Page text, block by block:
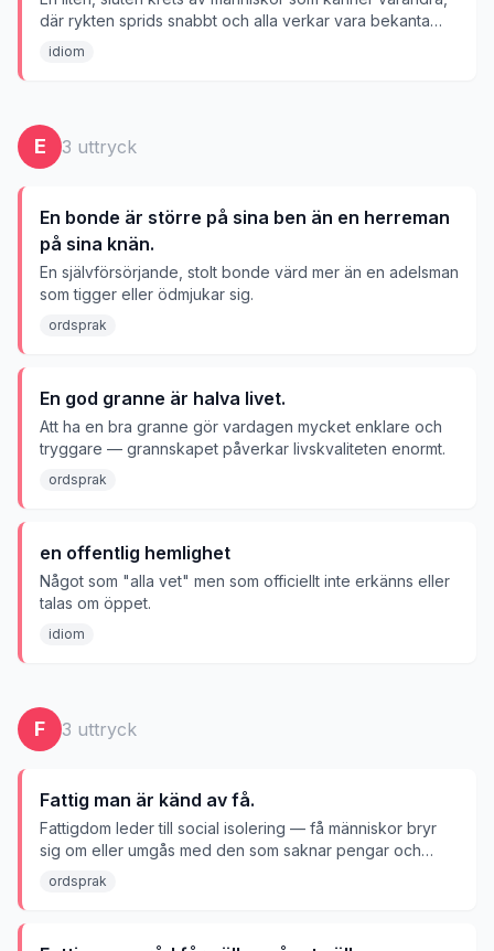
där rykten sprids snabbt och alla verkar vara bekanta
med varandra.
idiom
E 3 uttryck
En bonde är större på sina ben än en herreman
på sina knän.
En självförsörjande, stolt bonde värd mer än en adelsman
som tigger eller ödmjukar sig.
ordsprak
En god granne är halva livet.
Att ha en bra granne gör vardagen mycket enklare och
tryggare — grannskapet påverkar livskvaliteten enormt.
ordsprak
en offentlig hemlighet
Något som "alla vet" men som officiellt inte erkänns eller
talas om öppet.
idiom
F 3 uttryck
Fattig man är känd av få.
Fattigdom leder till social isolering — få människor bryr
sig om eller umgås med den som saknar pengar och
resurser.
ordsprak